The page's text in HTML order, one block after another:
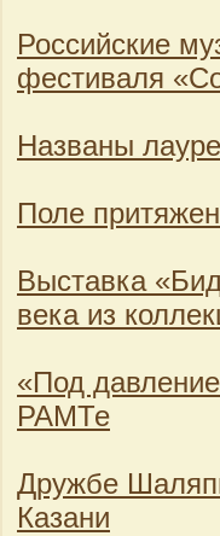
Российские
фестиваля
Названы
Поле
Выставка
века из
«Под
РАМТе
Дружбе
Казани